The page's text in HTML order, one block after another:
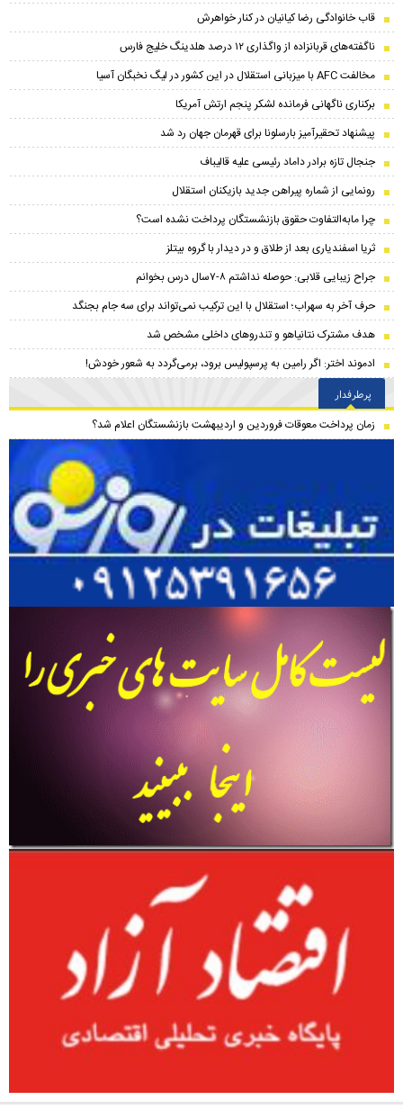
قاب خانوادگی رضا کیانیان در کنار خواهرش
ناگفته‌های قربانزاده از واگذاری ۱۲ درصد هلدینگ خلیج فارس
مخالفت AFC با میزبانی استقلال در این کشور در لیگ نخبگان آسیا
برکناری ناگهانی فرمانده لشکر پنجم ارتش آمریکا
پیشنهاد تحقیرآمیز بارسلونا برای قهرمان جهان رد شد
جنجال تازه برادر داماد رئیسی علیه قالیباف
رونمایی از شماره پیراهن جدید بازیکنان استقلال
چرا مابه‌التفاوت حقوق بازنشستگان پرداخت نشده است؟
ثریا اسفندیاری بعد از طلاق و در دیدار با گروه بیتلز
جراح زیبایی قلابی: حوصله نداشتم ۸-۷سال درس بخوانم
حرف آخر به سهراب؛ استقلال با این ترکیب نمی‌تواند برای سه جام بجنگد
هدف مشترک نتانیاهو و تندروهای داخلی مشخص شد
ادموند اختر: اگر رامین به پرسپولیس برود، برمی‌گردد به شعور خودش!
پرطرفدار
زمان پرداخت معوقات فروردین و اردیبهشت بازنشستگان اعلام شد؟